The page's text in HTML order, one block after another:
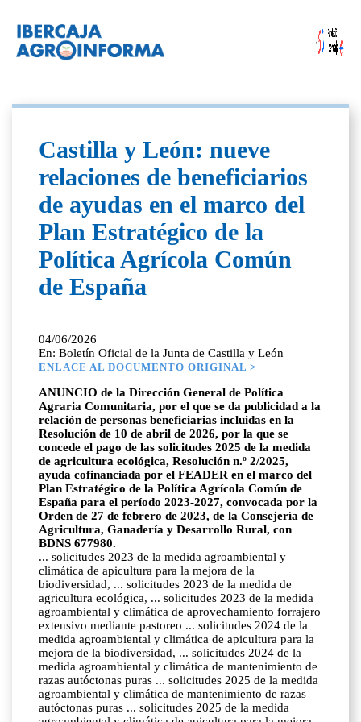
Castilla y León: nueve
relaciones de beneficiarios
de ayudas en el marco del
Plan Estratégico de la
Política Agrícola Común
de España
04/06/2026
En: Boletín Oficial de la Junta de Castilla y León
ENLACE AL DOCUMENTO ORIGINAL >
ANUNCIO de la Dirección General de Política
Agraria Comunitaria, por el que se da publicidad a la
relación de personas beneficiarias incluidas en la
Resolución de 10 de abril de 2026, por la que se
concede el pago de las solicitudes 2025 de la medida
de agricultura ecológica, Resolución n.º 2/2025,
ayuda cofinanciada por el FEADER en el marco del
Plan Estratégico de la Política Agrícola Común de
España para el período 2023-2027, convocada por la
Orden de 27 de febrero de 2023, de la Consejería de
Agricultura, Ganadería y Desarrollo Rural, con
BDNS 677980.
... solicitudes 2023 de la medida agroambiental y
climática de apicultura para la mejora de la
biodiversidad, ... solicitudes 2023 de la medida de
agricultura ecológica, ... solicitudes 2023 de la medida
agroambiental y climática de aprovechamiento forrajero
extensivo mediante pastoreo ... solicitudes 2024 de la
medida agroambiental y climática de apicultura para la
mejora de la biodiversidad, ... solicitudes 2024 de la
medida agroambiental y climática de mantenimiento de
razas autóctonas puras ... solicitudes 2025 de la medida
agroambiental y climática de mantenimiento de razas
autóctonas puras ... solicitudes 2025 de la medida